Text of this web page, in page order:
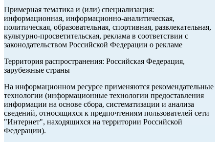
Примерная тематика и (или) специализация:
информационная, информационно-аналитическая,
политическая, образовательная, спортивная, развлекательная,
культурно-просветительская, реклама в соответствии с
законодательством Российской Федерации о рекламе
Территория распространения: Российская Федерация,
зарубежные страны
На информационном ресурсе применяются рекомендательные
технологии (информационные технологии предоставления
информации на основе сбора, систематизации и анализа
сведений, относящихся к предпочтениям пользователей сети
"Интернет", находящихся на территории Российской
Федерации).